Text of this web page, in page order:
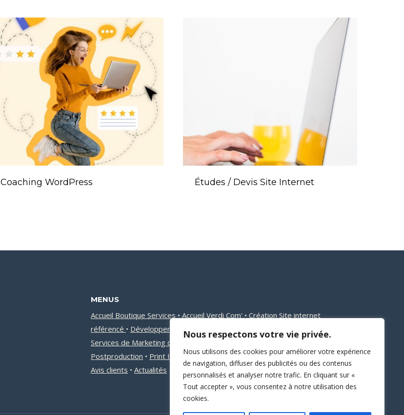
Nous respectons votre vie privée.
Nous utilisons des cookies pour améliorer votre expérience
de navigation, diffuser des publicités ou des contenus
personnalisés et analyser notre trafic. En cliquant sur «
Tout accepter », vous consentez à notre utilisation des
cookies.
Coaching WordPress Études / Devis Site Internet
MENUS
Accueil Boutique Services • Accueil Verdi Com' • Création Site internet
référencé • Développement Commercial Référencement naturel SEO
Services de Marketing digital
Compétences & Savoir-faire
Vidéo &
Postproduction • Print Infographie & identité visuelle •Portfolio Clients•
Avis clients • Actualités